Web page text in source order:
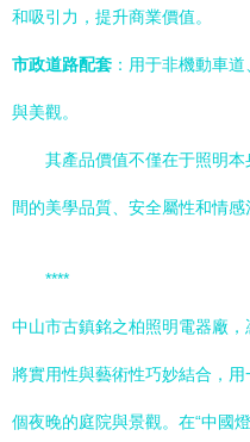
和吸引力，提升商業價值。
市政道路配套 ：用于非機動車
與美觀。
其產品價值不僅在于照明
間的美學品質、安全屬性和情感
****
中山市古鎮銘之柏照明電器廠
將實用性與藝術性巧妙結合，
個夜晚的庭院與景觀。在“中國